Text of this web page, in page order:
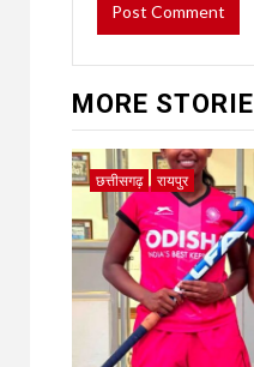
MORE
छत्तीसगढ़ रायपुर